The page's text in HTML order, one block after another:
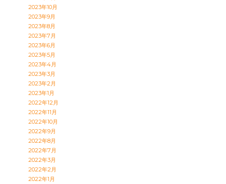
2023年10月
2023年9月
2023年8月
2023年7月
2023年6月
2023年5月
2023年4月
2023年3月
2023年2月
2023年1月
2022年12月
2022年11月
2022年10月
2022年9月
2022年8月
2022年7月
2022年3月
2022年2月
2022年1月